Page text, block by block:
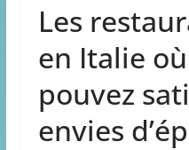
Les
en Italie
pouvez
envies